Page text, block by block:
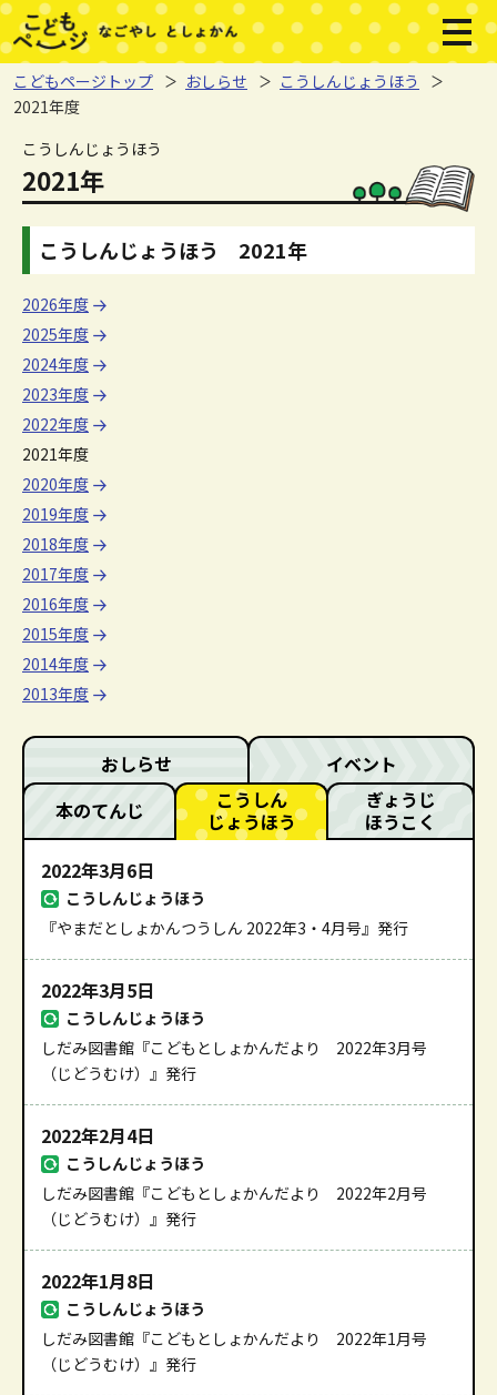
ページの先頭です。
本文へジャンプする。
メニ
こどもページトップ
おしらせ
こうしんじょうほう
2021年度
ここから本文です。
こうしんじょうほう
2021年
こうしんじょうほう 2021年
2026年度
2025年度
2024年度
2023年度
2022年度
2021年度
2020年度
2019年度
2018年度
2017年度
2016年度
2015年度
2014年度
2013年度
おしらせ
イベント
本のてんじ
こうしん
じょうほう
ぎょうじ
ほうこく
2022年3月6日
こうしんじょうほう
『やまだとしょかんつうしん 2022年3・4月号』発行
2022年3月5日
こうしんじょうほう
しだみ図書館『こどもとしょかんだより 2022年3月号
（じどうむけ）』発行
2022年2月4日
こうしんじょうほう
しだみ図書館『こどもとしょかんだより 2022年2月号
（じどうむけ）』発行
2022年1月8日
こうしんじょうほう
しだみ図書館『こどもとしょかんだより 2022年1月号
（じどうむけ）』発行